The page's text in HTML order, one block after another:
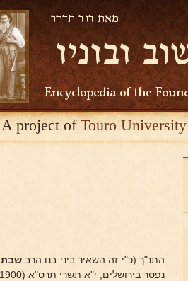
A project ofTouro
התנ"ך (כ"י זה השאיר ביני בנו הרב
נפטר בירושלים, י"א תשרי תרס"א (4.10.1900).